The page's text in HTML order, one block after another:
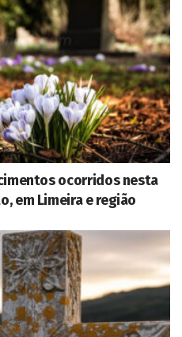
ocorridos nesta
em Limeira e região